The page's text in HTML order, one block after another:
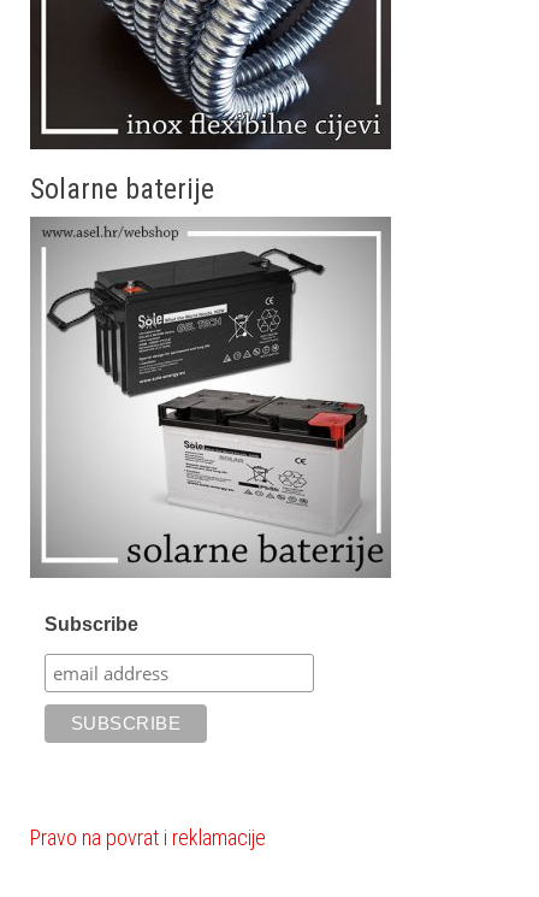
Solarne baterije
Subscribe
Pravo na povrat i reklamacije